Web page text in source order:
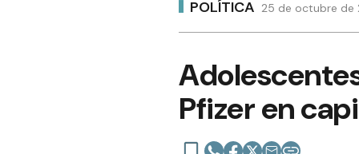
POLÍTICA 25 de octubre de
Pfizer en